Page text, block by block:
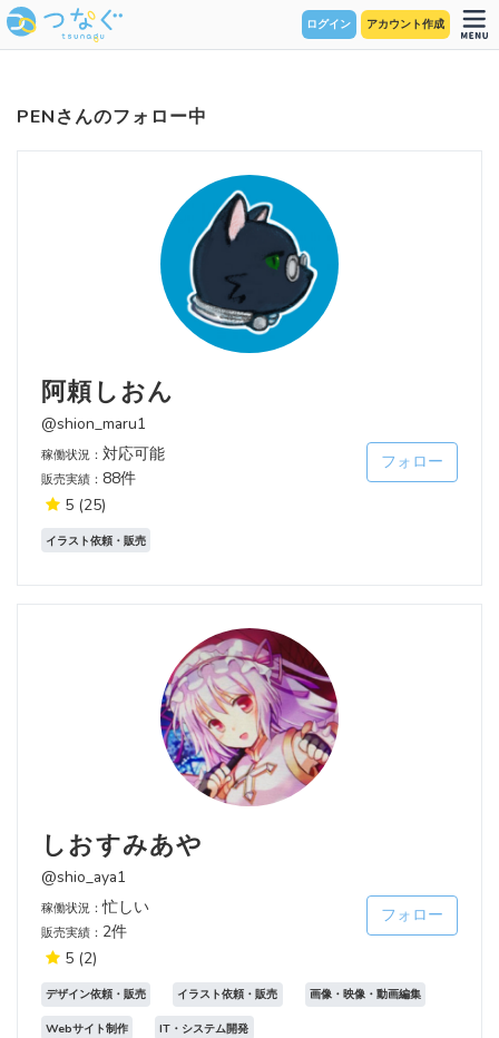
ログイン アカウント作成
PENさんのフォロー中
阿頼しおん
@shion_maru1
稼働状況： 対応可能
販売実績： 88件
5 (25)
フォロー
イラスト依頼・販売
しおすみあや
@shio_aya1
稼働状況：忙しい
販売実績： 2件
5 (2)
フォロー
デザイン依頼・販売 イラスト依頼・販売 画像・映像・動画編集
Webサイト制作 IT・システム開発